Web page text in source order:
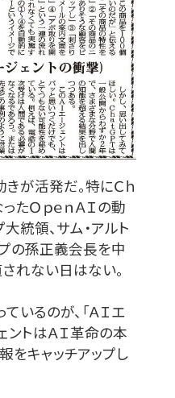
が活発だ。特にＣｈ
たＯｐｅｎＡＩの動
統領、サム・アルト
プの孫正義会長を中
れない日はない。
いるのが、「ＡＩエ
ントはＡＩ革命の本
をキャッチアップし